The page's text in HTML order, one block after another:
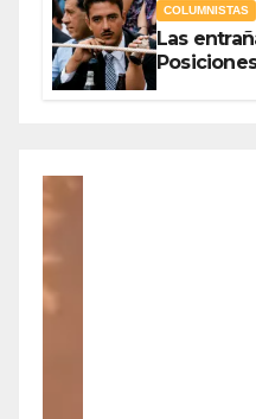
COLUMNISTAS
Las